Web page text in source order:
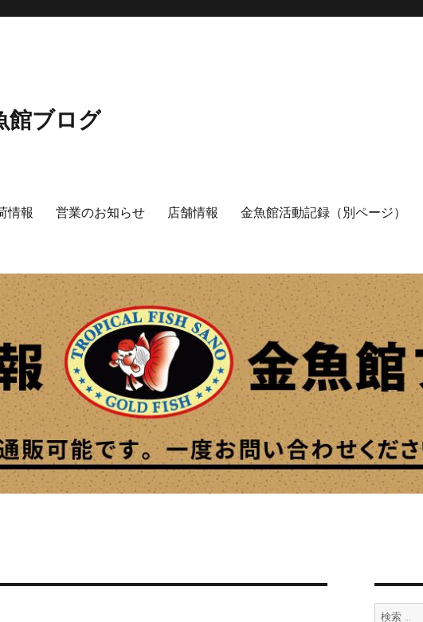
館ブログ
情報 営業のお知らせ 店舗情報 金魚館活動記録（別ページ）
検